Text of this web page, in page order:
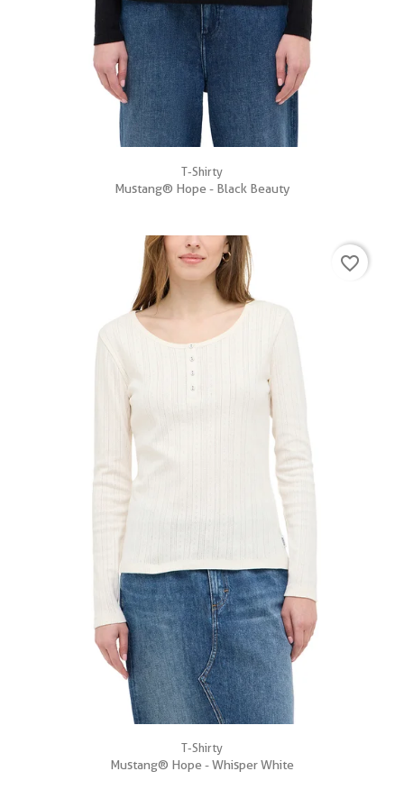
T-Shirty
Mustang® Hope - Black Beauty
T-Shirty
Mustang® Hope - Whisper White
favorite_border